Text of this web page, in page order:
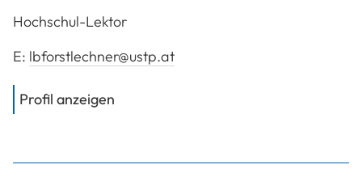
Hochschul-Lektor
E: lbforstlechner@ustp.at
Profil anzeigen